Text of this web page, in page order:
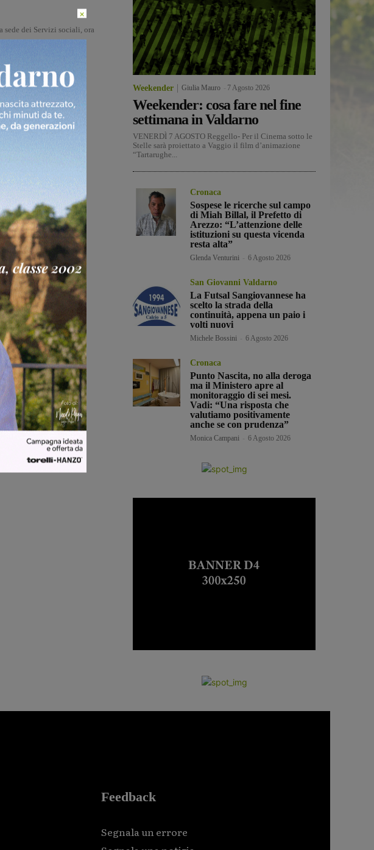
sede dei Servizi sociali, ora
agli uffici della Polizia
dei servizi offerti ai
Weekender Giulia Mauro 7 Agosto 2026
Weekender: cosa fare nel fine
settimana in Valdarno
VENERDÌ 7 AGOSTO Reggello- Per il Cinema sotto le
Stelle sarà proiettato a Vaggio il film d’animazione
“Tartarughe...
Cronaca
Sospese le ricerche sul campo
di Miah Billal, il Prefetto di
Arezzo: “L’attenzione delle
istituzioni su questa vicenda
resta alta”
Glenda Venturini 6 Agosto 2026
San Giovanni Valdarno
La Futsal Sangiovannese ha
scelto la strada della
continuità, appena un paio i
volti nuovi
Michele Bossini 6 Agosto 2026
Cronaca
Punto Nascita, no alla deroga
ma il Ministero apre al
monitoraggio di sei mesi.
Vadi: “Una risposta che
valutiamo positivamente
anche se con prudenza”
Monica Campani 6 Agosto 2026
Feedback
Segnala un errore
×